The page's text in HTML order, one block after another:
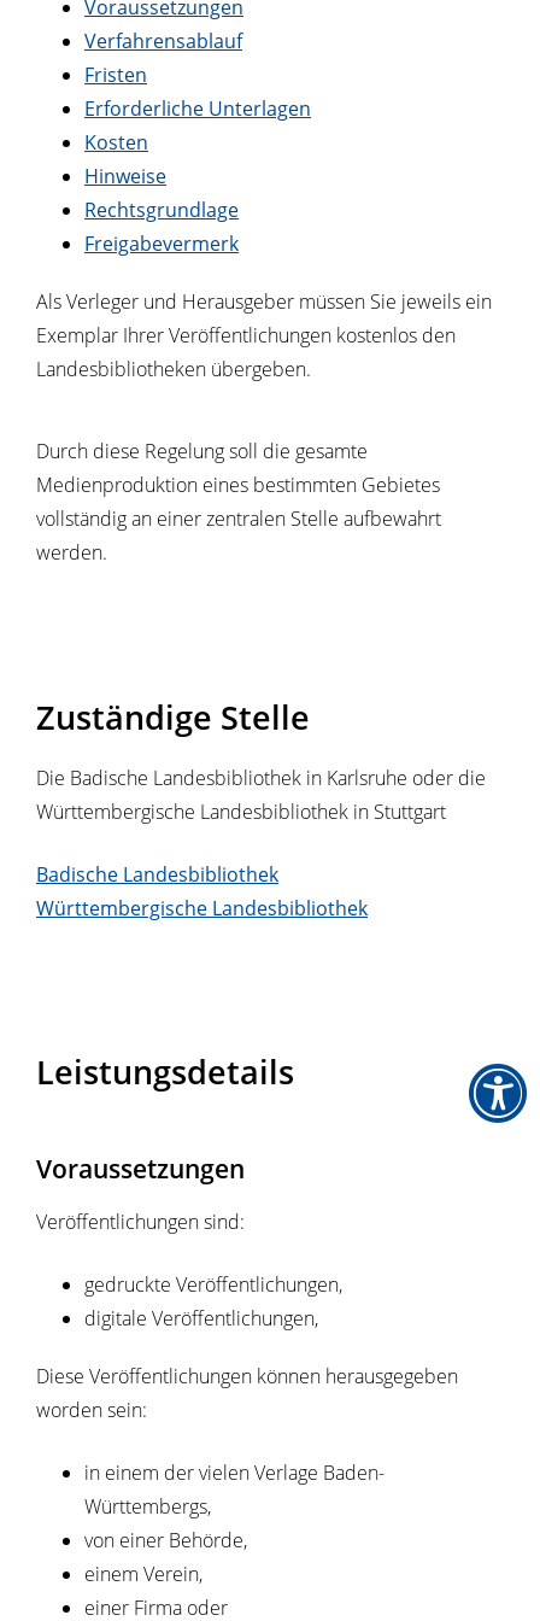
Voraussetzungen
Verfahrensablauf
Fristen
Erforderliche Unterlagen
Kosten
Hinweise
Rechtsgrundlage
Freigabevermerk
Als Verleger und Herausgeber müssen Sie jeweils ein
Exemplar Ihrer Veröffentlichungen kostenlos den
Landesbibliotheken übergeben.
Durch diese Regelung soll die gesamte
Medienproduktion eines bestimmten Gebietes
vollständig an einer zentralen Stelle aufbewahrt
werden.
Zuständige Stelle
Die Badische Landesbibliothek in Karlsruhe oder die
Württembergische Landesbibliothek in Stuttgart
Badische Landesbibliothek
Württembergische Landesbibliothek
Leistungsdetails
Voraussetzungen
Veröffentlichungen sind:
gedruckte Veröffentlichungen,
digitale Veröffentlichungen,
Diese Veröffentlichungen können herausgegeben
worden sein:
in einem der vielen Verlage Baden-
Württembergs,
von einer Behörde,
einem Verein,
einer Firma oder